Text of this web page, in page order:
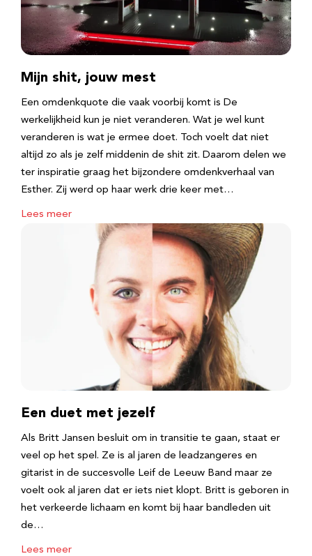
Mijn shit, jouw mest
Een omdenkquote die vaak voorbij komt is De
werkelijkheid kun je niet veranderen. Wat je wel kunt
veranderen is wat je ermee doet. Toch voelt dat niet
altijd zo als je zelf middenin de shit zit. Daarom delen we
ter inspiratie graag het bijzondere omdenkverhaal van
Esther. Zij werd op haar werk drie keer met…
Lees meer
Een duet met jezelf
Als Britt Jansen besluit om in transitie te gaan, staat er
veel op het spel. Ze is al jaren de leadzangeres en
gitarist in de succesvolle Leif de Leeuw Band maar ze
voelt ook al jaren dat er iets niet klopt. Britt is geboren in
het verkeerde lichaam en komt bij haar bandleden uit
de…
Lees meer